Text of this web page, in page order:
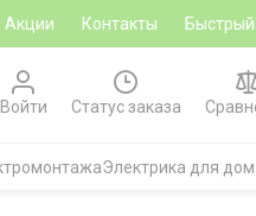
Акции Контакты Быстрый
Войти
Статус заказа
Электрика для